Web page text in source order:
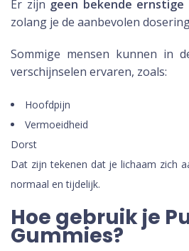
Er zijn geen bekende ernstige
zolang je de aanbevolen
Sommige mensen kunnen in
verschijnselen ervaren, zoals:
Hoofdpijn
Vermoeidheid
Dorst
Dat zijn tekenen dat je lichaam zich
normaal en tijdelijk.
Hoe gebruik je
Gummies?